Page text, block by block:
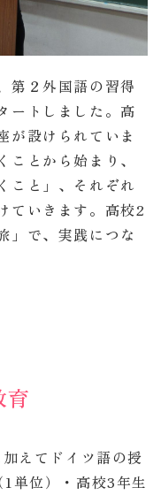
第２外国語の習得
ートしました。高
が設けられていま
とから始まり、
こと」、それぞれ
ていきます。高校2
」で、実践につな
育
えてドイツ語の授
単位）・高校3年生